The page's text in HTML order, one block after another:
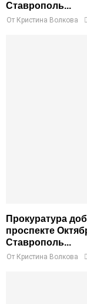
Ставрополь...
От Кристина Волкова
Прокуратура
проспекте
Ставрополь...
От Кристина Волкова